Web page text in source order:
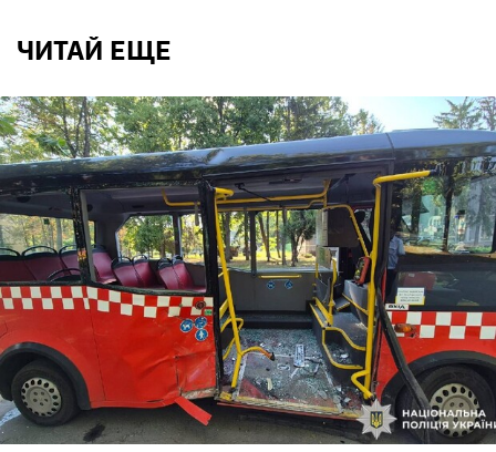
ЧИТАЙ ЕЩЕ